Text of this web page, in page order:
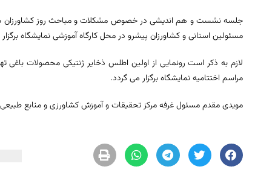
مسئولین استانی و کشاورزان پیشرو در محل کارگاه آموزشی نمایشگاه برگزار
لازم به ذکر است رونمایی از اولین اطلس ذخایر ژنتیکی محصولات
مراسم اختتامیه نمایشگاه برگزار می گردد.
مویدی مقدم مسئول غرفه مرکز تحقیقات و آموزش کشاورزی و منابع